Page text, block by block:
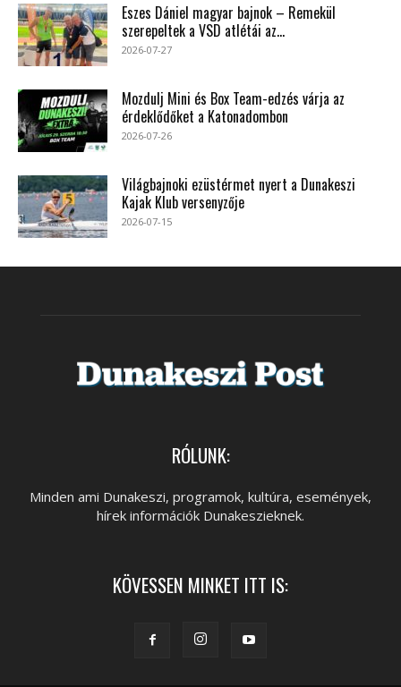
Eszes Dániel magyar bajnok – Remekül
szerepeltek a VSD atlétái az...
2026-07-27
Mozdulj Mini és Box Team-edzés várja az
érdeklődőket a Katonadombon
2026-07-26
Világbajnoki ezüstérmet nyert a Dunakeszi
Kajak Klub versenyzője
2026-07-15
RÓLUNK:
Minden ami Dunakeszi, programok, kultúra, események,
hírek információk Dunakeszieknek.
KÖVESSEN MINKET ITT IS: